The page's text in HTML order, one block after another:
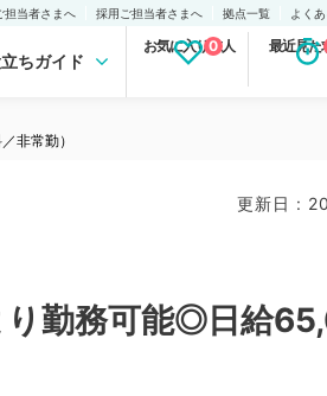
担当者さまへ 採用ご担当者さまへ 拠点一覧 よく
ちガイド
お気に入り求人
0 最近見た
非常勤）
更新日 :
り勤務可能◎日給